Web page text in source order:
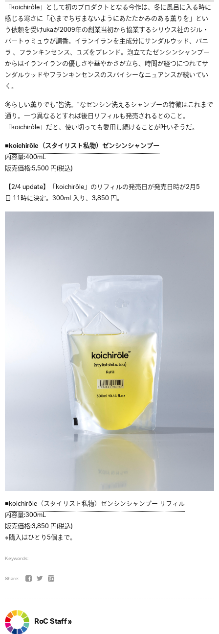
「koichirôle」として初のプロダクトとなる今作は、冬に風呂に入る時に
感じる寒さに「心までちぢまないようにあたたかみのある薫りを」とい
う依頼を受けukaが2009年の創業当初から協業するシリウス社のジル・
バートゥミュウが調香。イランイランを主成分にサンダルウッド、バニ
ラ 、フランキンセンス、ユズをブレンド。泡立てたゼンシンシャンプー
からはイランイランの優しさや華やかさが立ち、時間が経つにつれてサ
ンダルウッドやフランキンセンスのスパイシーなニュアンスが続いてい
く。
冬らしい薫りでも”皆洗。”なゼンシン洗えるシャンプーの特徴はこれまで
通り。一つ異なるとすれば後日リフィルも発売されるとのこと。
「koichirôle」だと、使い切っても愛用し続けることが叶いそうだ。
■koichirôle（スタイリスト私物）ゼンシンシャンプー
内容量:400mL
販売価格:5,500 円(税込)
【2/4 update】「koichirôle」のリフィルの発売日が発売日時が2月5
日 11時に決定。300mL入り、3,850 円。
■koichirôle（スタイリスト私物）ゼンシンシャンプー リフィル
内容量:300mL
販売価格:3,850 円(税込)
※購入はひとり5個まで。
Keywords:
Share:
RoC Staff »